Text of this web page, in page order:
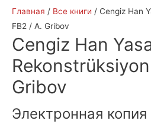
Главная / Все книги / Cengiz Han
FB2 / A. Gribov
Cengiz Han
Gribov
Электронная копия